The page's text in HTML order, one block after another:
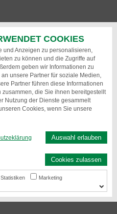
COOKIES
Anzeigen zu personalisieren,
zu können und die Zugriffe auf
geben wir Informationen zu
unsere Partner für soziale Medien,
Partner führen diese Informationen
die Sie ihnen bereitgestellt
Nutzung der Dienste gesammelt
Cookies, wenn Sie unsere
Auswahl erlauben
Cookies zulassen
Statistiken
Marketing